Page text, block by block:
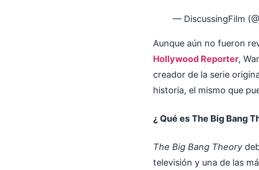
— DiscussingFilm
Aunque aún no fueron
Hollywood Reporter,
creador de la serie
historia, el mismo que
¿ Qué es The Big Bang
The Big Bang Theory
televisión y una de las